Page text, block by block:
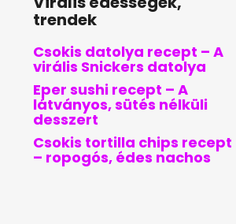
trendek
Csokis datolya recept – A
virális Snickers datolya
Eper sushi recept – A
látványos, sütés nélküli
desszert
Csokis tortilla chips recept
– ropogós, édes nachos